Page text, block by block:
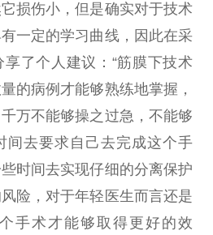
损伤小，但是确实对于技术
一定的学习 曲线，因此在采
了个人建议：“筋膜下技术
的病例才能够熟练地掌握，
万不能够操之过急，不能够
间去要求自己去完成这个手
时间去实现仔细的分离保护
险，对于年轻医生而言还是
手术才能够取得更好的效